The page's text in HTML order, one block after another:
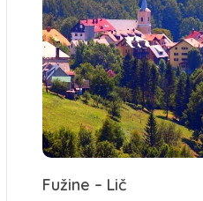
Fužine – Lič